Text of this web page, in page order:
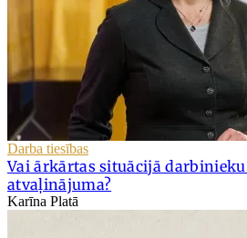
Darba tiesības
Vai ārkārtas situācijā
atvaļinājuma?
Karīna Platā